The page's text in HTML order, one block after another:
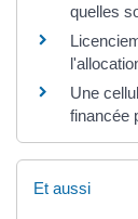
quelles
Une
financée
Et aussi